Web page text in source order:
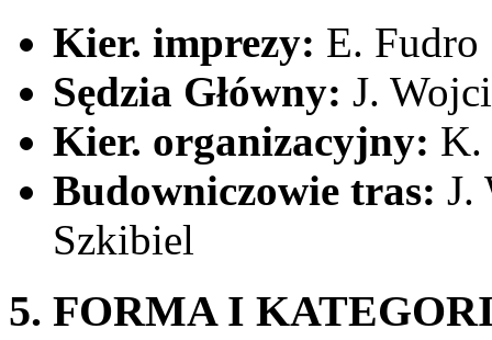
Kier. imprezy: E. Fudro
Sędzia Główny: J.
Kier. organizacyjny: K.
Budowniczowie tras: J.
Szkibiel
5. FORMA I